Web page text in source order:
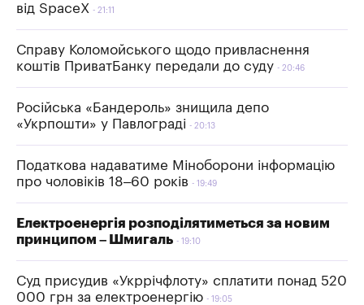
від SpaceX
21:11
Справу Коломойського щодо привласнення
коштів ПриватБанку передали до суду
20:46
Російська «Бандероль» знищила депо
«Укрпошти» у Павлограді
20:13
Податкова надаватиме Міноборони інформацію
про чоловіків 18–60 років
19:49
Електроенергія розподілятиметься за новим
принципом – Шмигаль
19:10
Суд присудив «Укррічфлоту» сплатити понад 520
000 грн за електроенергію
19:05